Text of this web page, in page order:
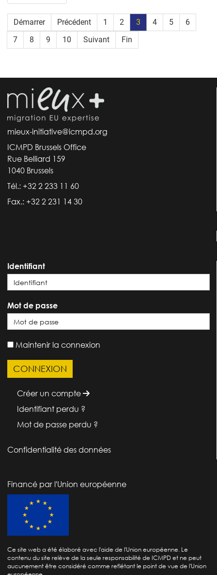
Démarrer Précédent 1 2 3 4 5
6
7
8 9 10 Suivant Fin
mieux-initiative@icmpd.org
ICMPD Brussels Office
Rue Belliard 159
1040 Brussels
Tél.: +32 2 233 11 60
Fax.: +32 2 231 14 30
Identifiant
Mot de passe
Maintenir la connexion
Créer un compte
Identifiant perdu ?
Mot de passe perdu ?
Confidentialité des données
Financé par l'Union européenne
Ce site web a été élaboré avec l'aide de l'Union européenne. Le
contenu du site relève de la seule responsabilité de ICMPD et ne peut
aucunement être considéré comme reflétant le point de vue de l'Union